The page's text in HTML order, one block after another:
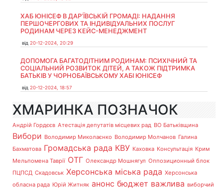
ХАБ ЮНІСЕФ В ДАР’ЇВСЬКІЙ ГРОМАДІ: НАДАННЯ
ПЕРШОЧЕРГОВИХ ТА ІНДИВІДУАЛЬНИХ ПОСЛУГ
РОДИНАМ ЧЕРЕЗ КЕЙС-МЕНЕДЖМЕНТ
від 20-12-2024, 20:29
ДОПОМОГА БАГАТОДІТНИМ РОДИНАМ: ПСИХІЧНИЙ ТА
СОЦІАЛЬНИЙ РОЗВИТОК ДІТЕЙ, А ТАКОЖ ПІДТРИМКА
БАТЬКІВ У ЧОРНОБАЇВСЬКОМУ ХАБІ ЮНІСЕФ
від 20-12-2024, 18:57
ХМАРИНКА ПОЗНАЧОК
Андрій Гордєєв Атестація депутатів місцевих рад ВО Батьківщина
Вибори Володимир Миколаєнко Володимир Молчанов Галина
Бахматова Громадська рада КВУ Каховка Консультація Крим
Мельпомена Таврії ОТГ Олександр Мошнягул Оппозиционный блок
ПЦПСД Скадовськ Херсонська міська рада Херсонська
обласна рада Юрій Житняк анонс бюджет важлива виборчий